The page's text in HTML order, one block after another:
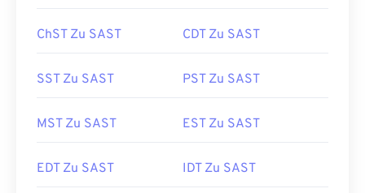
ChST Zu SAST CDT Zu SAST
SST Zu SAST PST Zu SAST
MST Zu SAST EST Zu SAST
EDT Zu SAST IDT Zu SAST